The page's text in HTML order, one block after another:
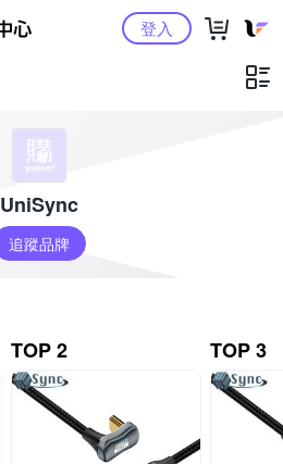
Yahoo購物中心登入
UniSync
追蹤品牌
TOP 2 TOP 3